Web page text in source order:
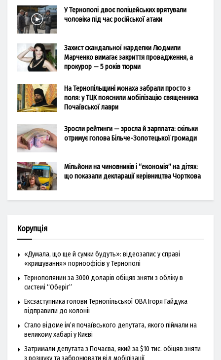
У Тернополі двоє поліцейських врятували
чоловіка під час російської атаки
Захист скандальної нардепки Людмили
Марченко вимагає закриття провадження, а
прокурор — 5 років тюрми
На Тернопільщині монаха забрали просто з
поля: у ТЦК пояснили мобілізацію священника
Почаївської лаври
Зросли рейтинги — зросла й зарплата: скільки
отримує голова Більче-Золотецької громади
Мільйони на чиновників і “економія” на дітях:
що показали декларації керівництва Чорткова
Корупція
«Думала, що ще й сумки будуть»: відеозапис у справі
«кришування» порноофісів у Тернополі
Тернополянин за 3000 доларів обіцяв зняти з обліку в
системі “Оберіг”
Ексзаступника голови Тернопільської ОВА Ігоря Гайдука
відправили до колонії
Стало відоме ім’я почаївського депутата, якого піймали на
великому хабарі у Києві
Затримали депутата з Почаєва, який за $10 тис. обіцяв зняти